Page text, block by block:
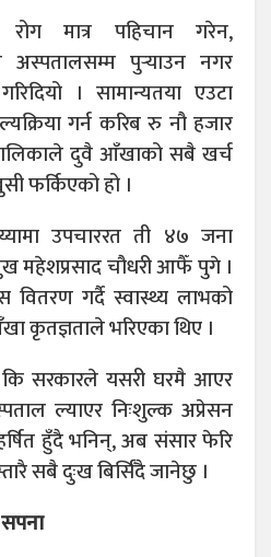
मात्र पहिचान गरेन,
अस्पतालसम्म पुर्‍याउन नगर
। सामान्यतया एउटा
गर्न करिब रु नौ हजार
दुवै आँखाको सबै खर्च
फर्किएको हो ।
उपचाररत ती ४७ जना
महेशप्रसाद चौधरी आफैँ पुगे ।
गर्दै स्वास्थ्य लाभको
कृतज्ञताले भरिएका थिए ।
सरकारले यसरी घरमै आएर
ल्याएर निःशुल्क अप्रेसन
हुँदै भनिन्, अब संसार फेरि
सबै दुःख बिर्सिँदै जानेछु ।